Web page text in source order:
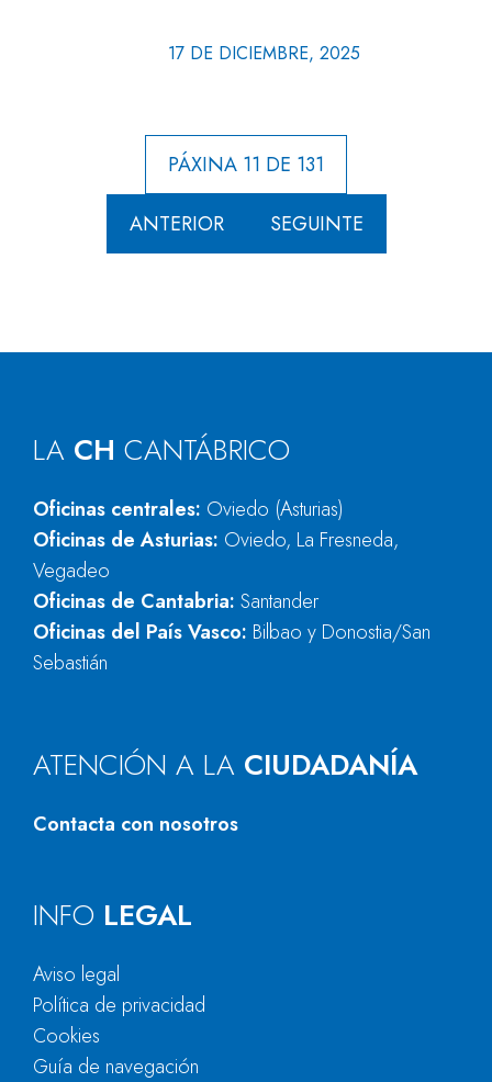
17 DE DICIEMBRE, 2025
PÁXINA 11 DE 131
ANTERIOR SEGUINTE
LA CH CANTÁBRICO
Oficinas centrales: Oviedo (Asturias)
Oficinas de Asturias: Oviedo, La Fresneda,
Vegadeo
Oficinas de Cantabria: Santander
Oficinas del País Vasco: Bilbao y Donostia/San
Sebastián
ATENCIÓN A LA CIUDADANÍA
Contacta con nosotros
INFO LEGAL
Aviso legal
Política de privacidad
Cookies
Guía de navegación